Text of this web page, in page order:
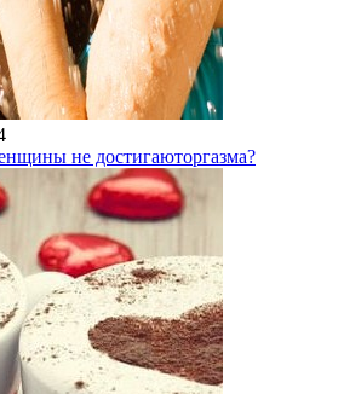
не достигаюторгазма?